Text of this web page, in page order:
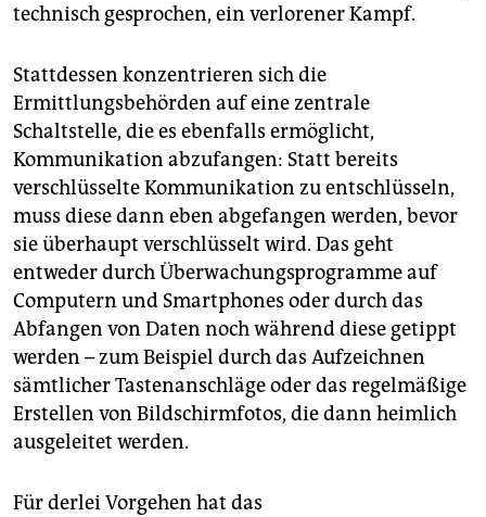
technisch gesprochen, ein verlorener Kampf.
Stattdessen konzentrieren sich die
Ermittlungsbehörden auf eine zentrale
Schaltstelle, die es ebenfalls ermöglicht,
Kommunikation abzufangen: Statt bereits
verschlüsselte Kommunikation zu entschlüsseln,
muss diese dann eben abgefangen werden, bevor
sie überhaupt verschlüsselt wird. Das geht
entweder durch Überwachungsprogramme auf
Computern und Smartphones oder durch das
Abfangen von Daten noch während diese getippt
werden – zum Beispiel durch das Aufzeichnen
sämtlicher Tastenanschläge oder das regelmäßige
Erstellen von Bildschirmfotos, die dann heimlich
ausgeleitet werden.
Für derlei Vorgehen hat das